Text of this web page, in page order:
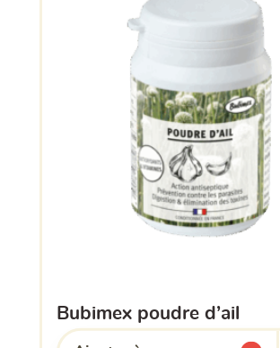
bubimex poudre d’ail